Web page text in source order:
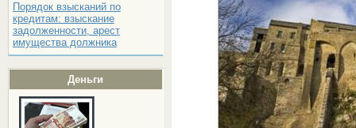
Порядок взысканий по
кредитам: взыскание
задолженности, арест
имущества должника
Деньги